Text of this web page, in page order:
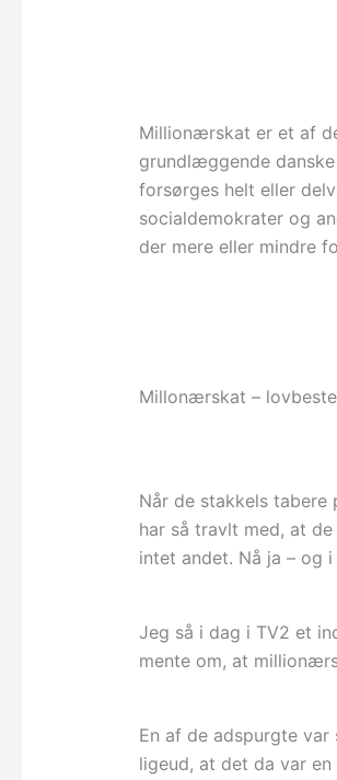
Millionærskat er et af
grundlæggende
forsørges helt eller
socialdemokrater og
der mere eller mindre
Millonærskat –
Når de stakkels
har så travlt med, at
intet andet. Nå ja – og
Jeg så i dag i TV2 et
mente om, at
En af de adspurgte
ligeud, at det da var